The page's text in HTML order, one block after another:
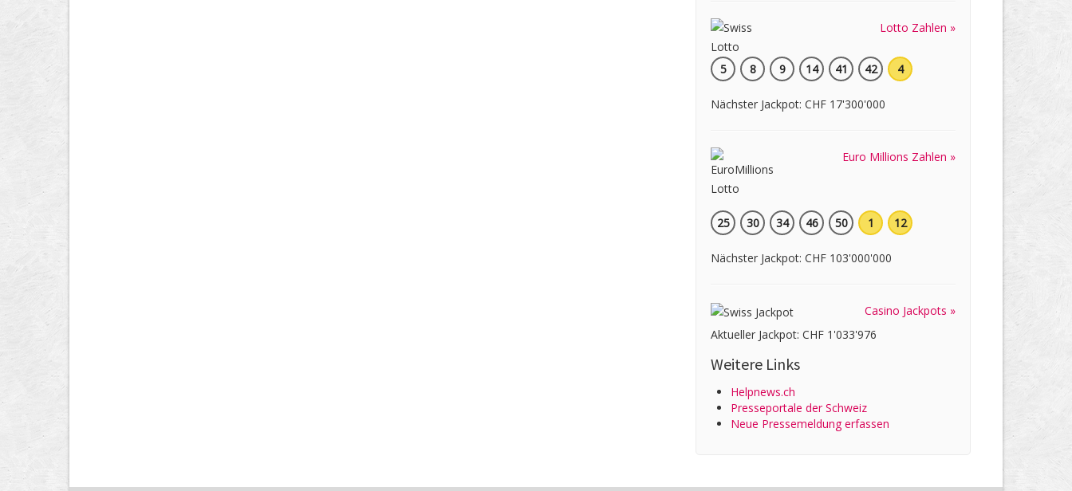
Lotto Zahlen »
5 8 9 14 41 42 4
Nächster Jackpot: CHF 17'300'000
Euro Millions Zahlen »
25 30 34 46 50 1 12
Nächster Jackpot: CHF 103'000'000
Casino Jackpots »
Aktueller Jackpot: CHF 1'033'976
Weitere Links
Helpnews.ch
Presseportale der Schweiz
Neue Pressemeldung erfassen